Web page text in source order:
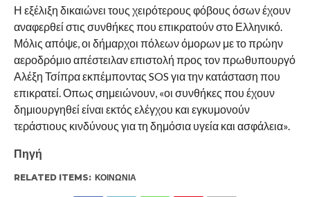
Η εξέλιξη δικαιώνει τους χειρότερους φόβους όσων έχουν
αναφερθεί στις συνθήκες που επικρατούν στο Ελληνικό.
Μόλις απόψε, οι δήμαρχοι πόλεων όμορων με το πρώην
αεροδρόμιο απέστειλαν επιστολή προς τον πρωθυπουργό
Αλέξη Τσίπρα εκπέμποντας SOS για την κατάσταση που
επικρατεί. Οπως σημειώνουν, «οι συνθήκες που έχουν
δημιουργηθεί είναι εκτός ελέγχου και εγκυμονούν
τεράστιους κινδύνους για τη δημόσια υγεία και ασφάλεια».
Πηγή
RELATED ITEMS: ΚΟΙΝΩΝΊΑ